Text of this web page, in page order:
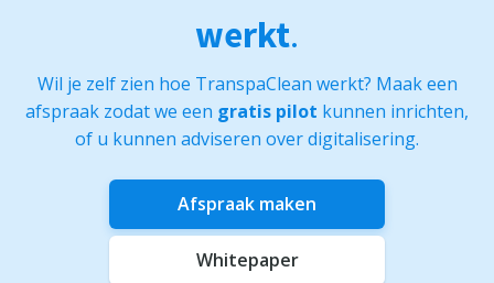
werkt.
Wil je zelf zien hoe TranspaClean werkt? Maak een
afspraak zodat we een gratis pilot kunnen inrichten,
of u kunnen adviseren over digitalisering.
Afspraak maken
Whitepaper